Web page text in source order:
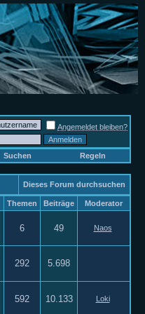
Angemeldet bleiben?
Suchen Regeln
Dieses Forum durchsuchen
Themen Beiträge Moderator
6 49 Naos
292 5.698
592 10.133 Loki